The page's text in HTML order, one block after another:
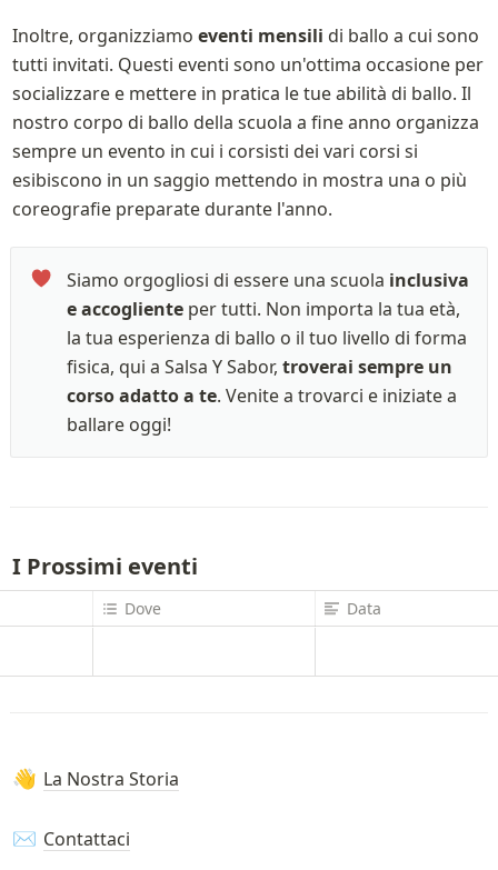
Inoltre, organizziamo eventi mensili di ballo a cui sono
tutti invitati. Questi eventi sono un'ottima occasione per
socializzare e mettere in pratica le tue abilità di ballo. Il
nostro corpo di ballo della scuola a fine anno organizza
sempre un evento in cui i corsisti dei vari corsi si
esibiscono in un saggio mettendo in mostra una o più
coreografie preparate durante l'anno.
Siamo orgogliosi di essere una scuola inclusiva
e accogliente per tutti. Non importa la tua età,
la tua esperienza di ballo o il tuo livello di forma
fisica, qui a Salsa Y Sabor, troverai sempre un
corso adatto a te. Venite a trovarci e iniziate a
ballare oggi!
I Prossimi eventi
Dove Data
👋 La Nostra Storia
✉️ Contattaci